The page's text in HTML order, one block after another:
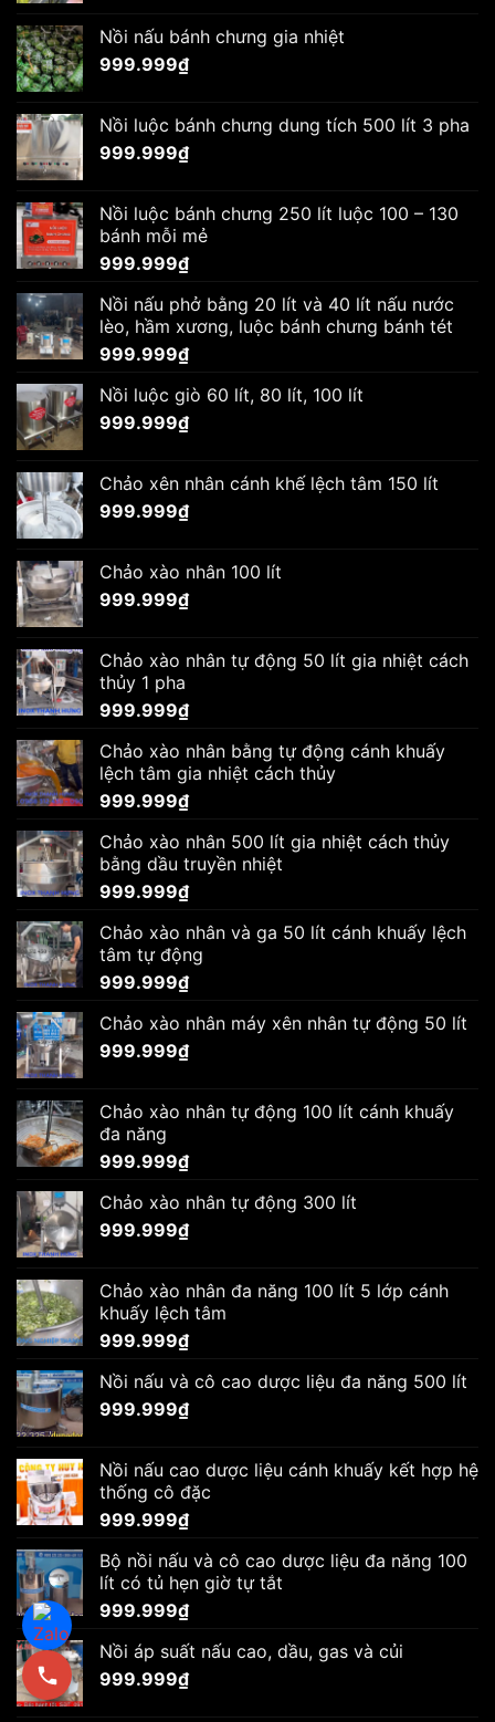
Nồi nấu bánh chưng gia nhiệt
999.999₫
Nồi luộc bánh chưng dung tích 500 lít 3 pha
999.999₫
Nồi luộc bánh chưng 250 lít luộc 100 – 130
bánh mỗi mẻ
999.999₫
Nồi nấu phở bằng 20 lít và 40 lít nấu nước
lèo, hầm xương, luộc bánh chưng bánh tét
999.999₫
Nồi luộc giò 60 lít, 80 lít, 100 lít
999.999₫
Chảo xên nhân cánh khế lệch tâm 150 lít
999.999₫
Chảo xào nhân 100 lít
999.999₫
Chảo xào nhân tự động 50 lít gia nhiệt cách
thủy 1 pha
999.999₫
Chảo xào nhân bằng tự động cánh khuấy
lệch tâm gia nhiệt cách thủy
999.999₫
Chảo xào nhân 500 lít gia nhiệt cách thủy
bằng dầu truyền nhiệt
999.999₫
Chảo xào nhân và ga 50 lít cánh khuấy lệch
tâm tự động
999.999₫
Chảo xào nhân máy xên nhân tự động 50 lít
999.999₫
Chảo xào nhân tự động 100 lít cánh khuấy
đa năng
999.999₫
Chảo xào nhân tự động 300 lít
999.999₫
Chảo xào nhân đa năng 100 lít 5 lớp cánh
khuấy lệch tâm
999.999₫
Nồi nấu và cô cao dược liệu đa năng 500 lít
999.999₫
Nồi nấu cao dược liệu cánh khuấy kết hợp hệ
thống cô đặc
999.999₫
Bộ nồi nấu và cô cao dược liệu đa năng 100
lít có tủ hẹn giờ tự tắt
999.999₫
Nồi áp suất nấu cao, dầu, gas và củi
999.999₫